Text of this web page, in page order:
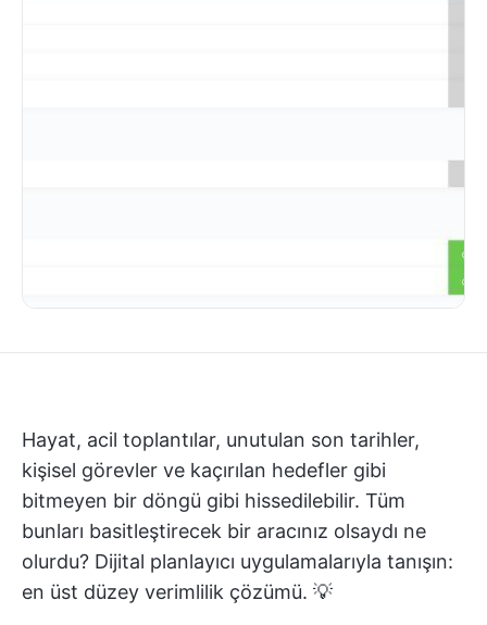
Hayat, acil toplantılar, unutulan son tarihler,
kişisel görevler ve kaçırılan hedefler gibi
bitmeyen bir döngü gibi hissedilebilir. Tüm
bunları basitleştirecek bir aracınız olsaydı ne
olurdu? Dijital planlayıcı uygulamalarıyla tanışın:
en üst düzey verimlilik çözümü. 💡